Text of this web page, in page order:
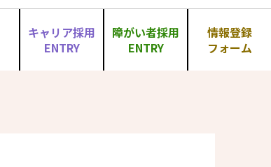
キャリア採用
ENTRY
障がい者採用
ENTRY
情報登録
フォーム